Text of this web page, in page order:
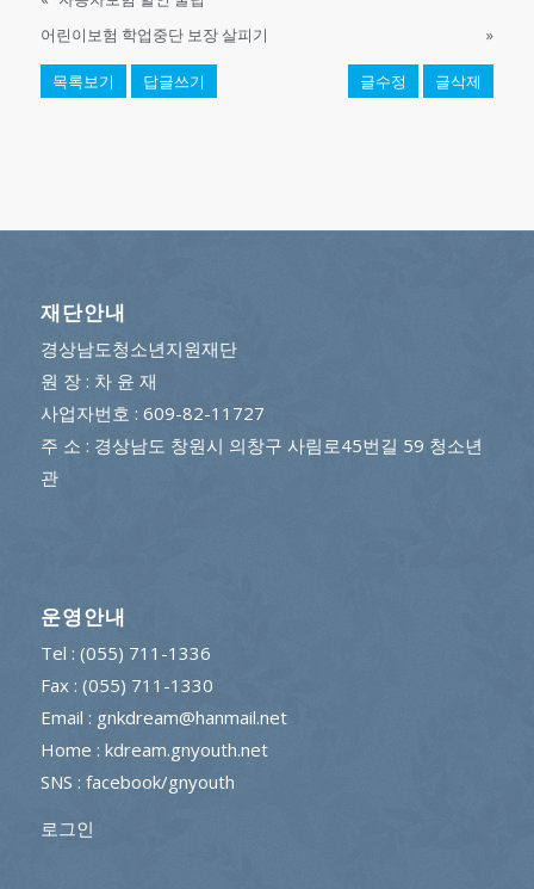
어린이보험 학업중단 보장 살피기
»
목록보기 답글쓰기 글수정 글삭제
재단안내
경상남도청소년지원재단
원 장 : 차 윤 재
사업자번호 : 609-82-11727
주 소 : 경상남도 창원시 의창구 사림로45번길 59 청소년
관
운영안내
Tel : (055) 711-1336
Fax : (055) 711-1330
Email : gnkdream@hanmail.net
Home : kdream.gnyouth.net
SNS : facebook/gnyouth
로그인